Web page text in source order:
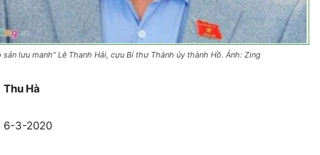
sản lưu manh” Lê Thanh Hải, cựu Bí thư Thành ủy thành Hồ. Ảnh: Zing
Thu Hà
6-3-2020